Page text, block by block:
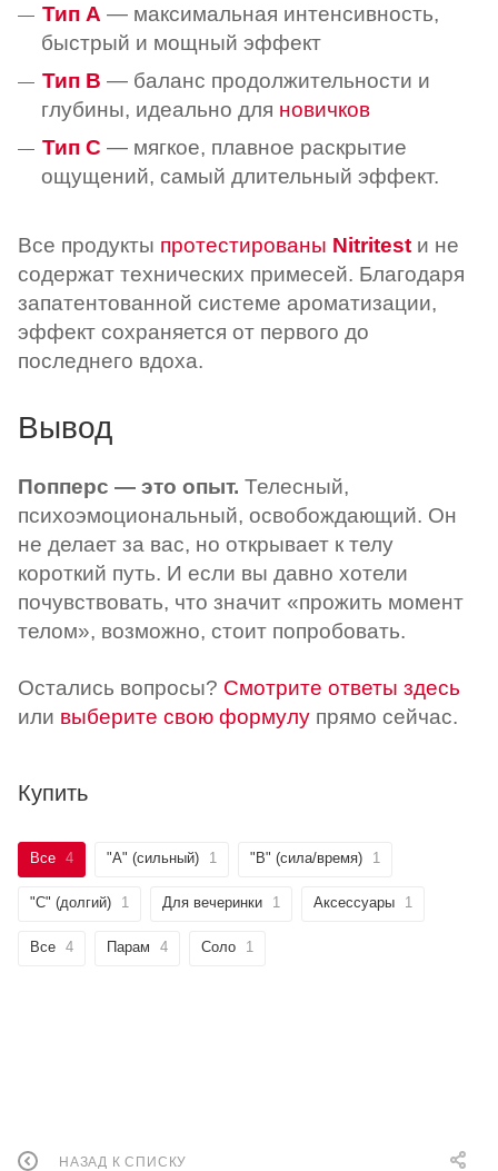
Тип A — максимальная интенсивность,
быстрый и мощный эффект
Тип B — баланс продолжительности и
глубины, идеально для новичков
Тип C — мягкое, плавное раскрытие
ощущений, самый длительный эффект.
Все продукты протестированы Nitritest и не
содержат технических примесей. Благодаря
запатентованной системе ароматизации,
эффект сохраняется от первого до
последнего вдоха.
Вывод
Попперс — это опыт. Телесный,
психоэмоциональный, освобождающий. Он
не делает за вас, но открывает к телу
короткий путь. И если вы давно хотели
почувствовать, что значит «прожить момент
телом», возможно, стоит попробовать.
Остались вопросы? Смотрите ответы здесь
или выберите свою формулу прямо сейчас.
Купить
Все 4 "А" (сильный) 1 "B" (сила/время) 1
"C" (долгий) 1 Для вечеринки 1 Аксессуары 1
Все 4 Парам 4 Соло 1
НАЗАД К СПИСКУ